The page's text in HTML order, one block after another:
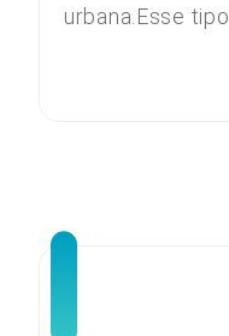
urbana.Esse